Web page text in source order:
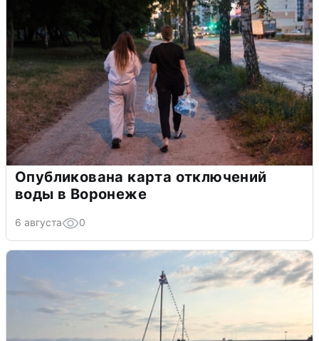
Опубликована карта отключений
воды в Воронеже
6 августа 0